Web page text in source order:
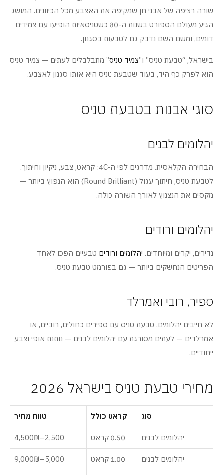
שורה רציפה של אבני חן שמקיפה את האצבע מכל הכיוונים. המושג
הגיע מעולם הספורט בשנות ה-80 כשטניסאיות הופיעו עם צמידים
דומים, ומשם השם נדבק גם לטבעות בסגנון.
בישראל, “טבעת טניס” ו”צמיד טניס” מתבלבלים לעתים — צמיד טניס
הוא לפרק כף היד, בעוד שטבעת טניס היא אותו סגנון לאצבע.
סוגי אבנות בטבעת טניס
יהלומים לבנים
הבחירה הקלאסית. מדרגים לפי ה-4C: קראט, צבע, ניקיון וחיתוך.
לטבעת טניס, חיתוך עגול (Round Brilliant) הוא הנפוץ ביותר —
מקסים את הנצנוץ לאורך השורה כולה.
יהלומים ורודים
נדירים, יקרים ומיוחדים. יהלומים ורודים טבעיים הפכו לאחד
הפריטים הנחשקים ביותר — גם בפורמט טבעת טניס.
ספיר, רובי ואמרלד
לא חייבים יהלומים. טבעת טניס עם ספירים כחולים, רוביים, או
אמרלדים — לעתים מסורגת עם יהלומים לבנים — נותנת אופי וצבע
ייחודיים.
מחירי טבעת טניס בישראל 2026
סוג קראט כולל טווח מחיר
יהלומים לבנים 0.50 קראט 2,500–4,500₪
יהלומים לבנים 1.00 קראט 5,000–9,000₪